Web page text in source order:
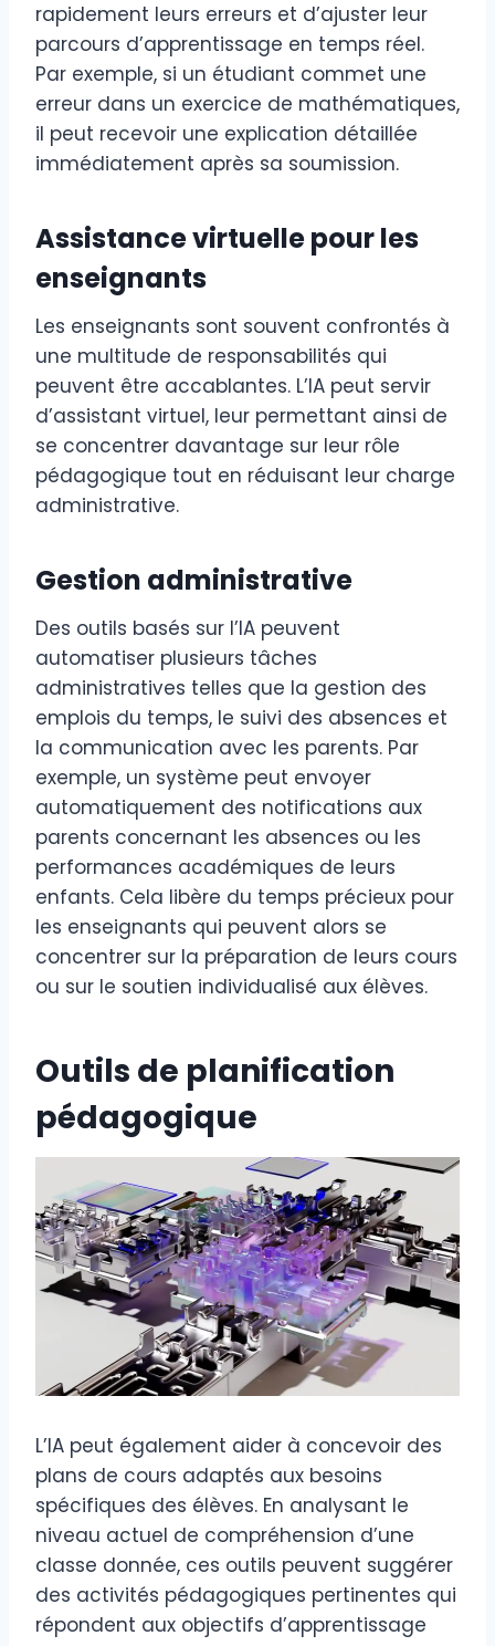
rapidement leurs erreurs et d’ajuster leur
parcours d’apprentissage en temps réel.
Par exemple, si un étudiant commet une
erreur dans un exercice de mathématiques,
il peut recevoir une explication détaillée
immédiatement après sa soumission.
Assistance virtuelle pour les
enseignants
Les enseignants sont souvent confrontés à
une multitude de responsabilités qui
peuvent être accablantes. L’IA peut servir
d’assistant virtuel, leur permettant ainsi de
se concentrer davantage sur leur rôle
pédagogique tout en réduisant leur charge
administrative.
Gestion administrative
Des outils basés sur l’IA peuvent
automatiser plusieurs tâches
administratives telles que la gestion des
emplois du temps, le suivi des absences et
la communication avec les parents. Par
exemple, un système peut envoyer
automatiquement des notifications aux
parents concernant les absences ou les
performances académiques de leurs
enfants. Cela libère du temps précieux pour
les enseignants qui peuvent alors se
concentrer sur la préparation de leurs cours
ou sur le soutien individualisé aux élèves.
Outils de planification
pédagogique
L’IA peut également aider à concevoir des
plans de cours adaptés aux besoins
spécifiques des élèves. En analysant le
niveau actuel de compréhension d’une
classe donnée, ces outils peuvent suggérer
des activités pédagogiques pertinentes qui
répondent aux objectifs d’apprentissage